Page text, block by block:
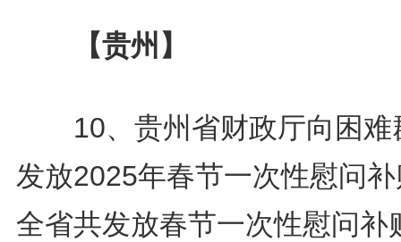
【贵州】
10、贵州省财政厅向困难
发放2025年春节一次性慰问
全省共发放春节一次性慰问补